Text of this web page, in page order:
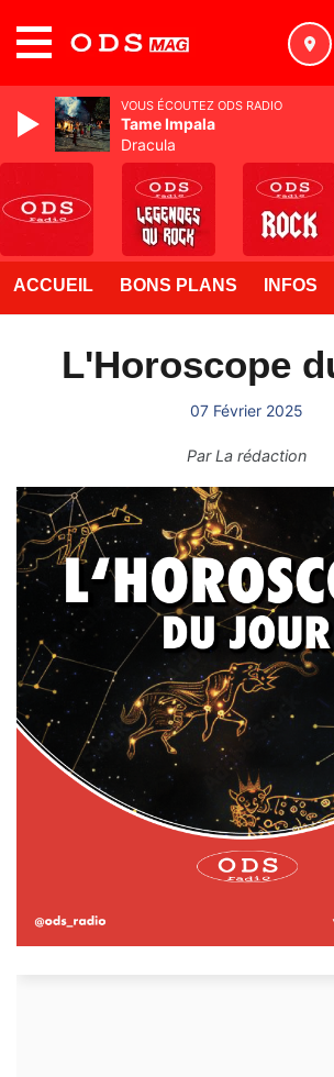
ACCUEIL BONS PLANS INFOS
L'Horoscope
07 Février 2025
ParLa rédaction
VOUS ÉCOUTEZ ODS RADIO
Tame Impala
Dracula